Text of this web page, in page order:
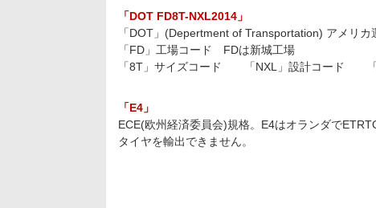
「DOT FD8T-NXL2014」
「DOT」(Depertment of Transportation) アメリ
「FD」工場コード FDは新城工場
「8T」サイズコード 「NXL」設計コード
「E4」
ECE(欧州経済委員会)規格。E4はオランダで
タイヤを輸出できません。